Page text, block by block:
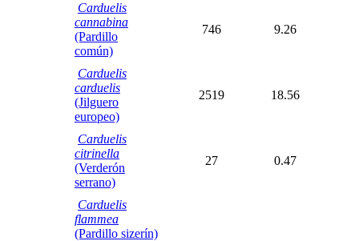
Carduelis
cannabina
(Pardillo
común)
746 9.26
Carduelis
carduelis
(Jilguero
europeo)
2519 18.56
Carduelis
citrinella
(Verderón
serrano)
27 0.47
Carduelis
flammea
(Pardillo sizerín)